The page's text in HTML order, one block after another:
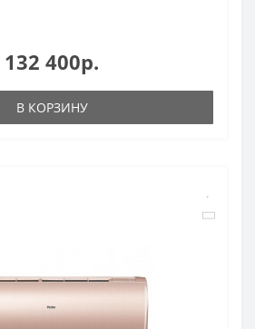
132 400р.
В КОРЗИНУ